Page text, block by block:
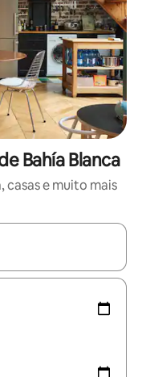
Bahía Blanca
casas e muito mais
explore-os